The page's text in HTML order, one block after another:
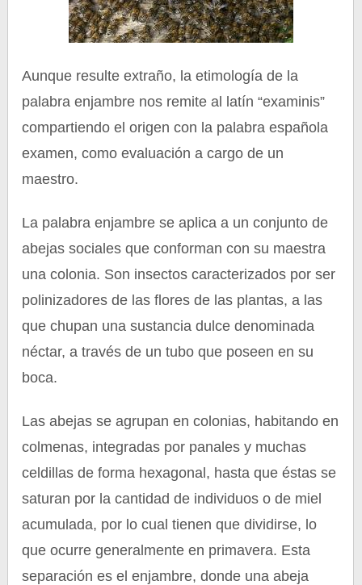
Aunque resulte extraño, la etimología de la
palabra enjambre nos remite al latín “examinis”
compartiendo el origen con la palabra española
examen, como evaluación a cargo de un
maestro.
La palabra enjambre se aplica a un conjunto de
abejas sociales que conforman con su maestra
una colonia. Son insectos caracterizados por ser
polinizadores de las flores de las plantas, a las
que chupan una sustancia dulce denominada
néctar, a través de un tubo que poseen en su
boca.
Las abejas se agrupan en colonias, habitando en
colmenas, integradas por panales y muchas
celdillas de forma hexagonal, hasta que éstas se
saturan por la cantidad de individuos o de miel
acumulada, por lo cual tienen que dividirse, lo
que ocurre generalmente en primavera. Esta
separación es el enjambre, donde una abeja